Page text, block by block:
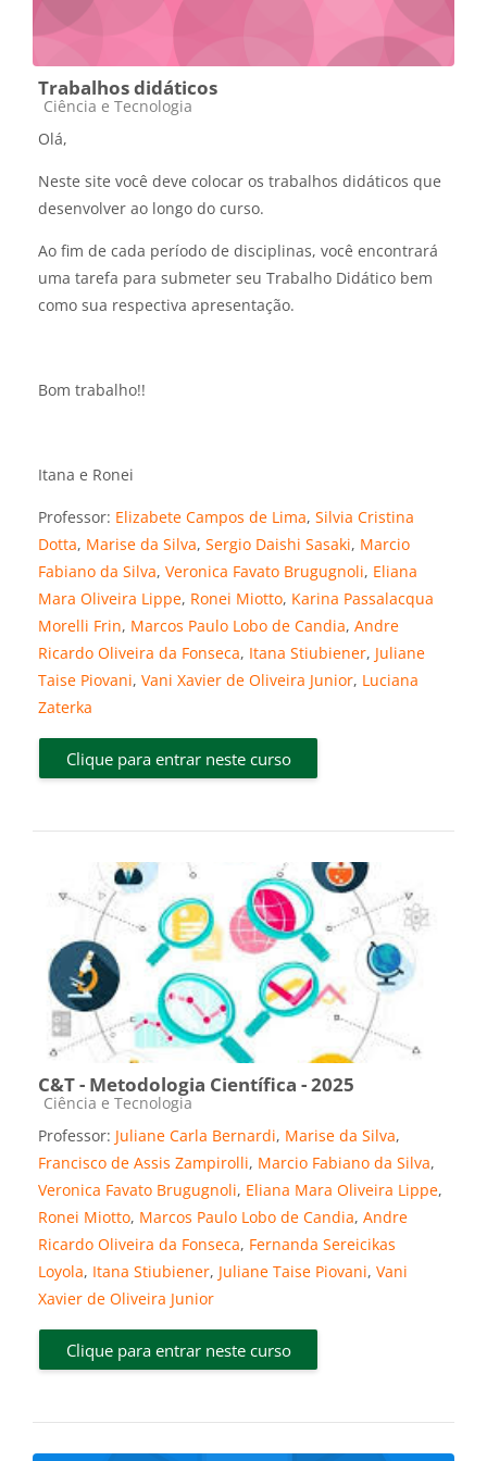
Trabalhos didáticos
Categoria do curso
Ciência e Tecnologia
Olá,
Neste site você deve colocar os trabalhos didáticos que
desenvolver ao longo do curso.
Ao fim de cada período de disciplinas, você encontrará
uma tarefa para submeter seu Trabalho Didático bem
como sua respectiva apresentação.
Bom trabalho!!
Itana e Ronei
Professor: Elizabete Campos de Lima, Silvia Cristina
Dotta, Marise da Silva, Sergio Daishi Sasaki, Marcio
Fabiano da Silva, Veronica Favato Brugugnoli, Eliana
Mara Oliveira Lippe, Ronei Miotto, Karina Passalacqua
Morelli Frin, Marcos Paulo Lobo de Candia, Andre
Ricardo Oliveira da Fonseca, Itana Stiubiener, Juliane
Taise Piovani, Vani Xavier de Oliveira Junior, Luciana
Zaterka
Clique para entrar neste curso
C&T - Metodologia Científica - 2025
Categoria do curso
Ciência e Tecnologia
Professor: Juliane Carla Bernardi, Marise da Silva,
Francisco de Assis Zampirolli, Marcio Fabiano da Silva,
Veronica Favato Brugugnoli, Eliana Mara Oliveira Lippe,
Ronei Miotto, Marcos Paulo Lobo de Candia, Andre
Ricardo Oliveira da Fonseca, Fernanda Sereicikas
Loyola, Itana Stiubiener, Juliane Taise Piovani, Vani
Xavier de Oliveira Junior
Clique para entrar neste curso